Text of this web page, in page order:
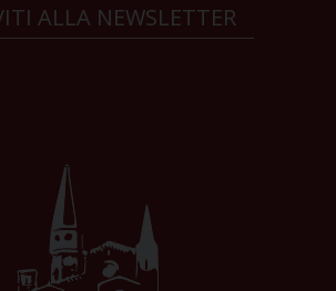
ALLA NEWSLETTER